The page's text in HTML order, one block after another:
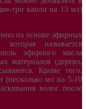
три капли на 15 мл)
на основе эфирных
называется
эфирного масла
материалов (дерево,
Кроме того,
(несколько мл на 5-10
волос после